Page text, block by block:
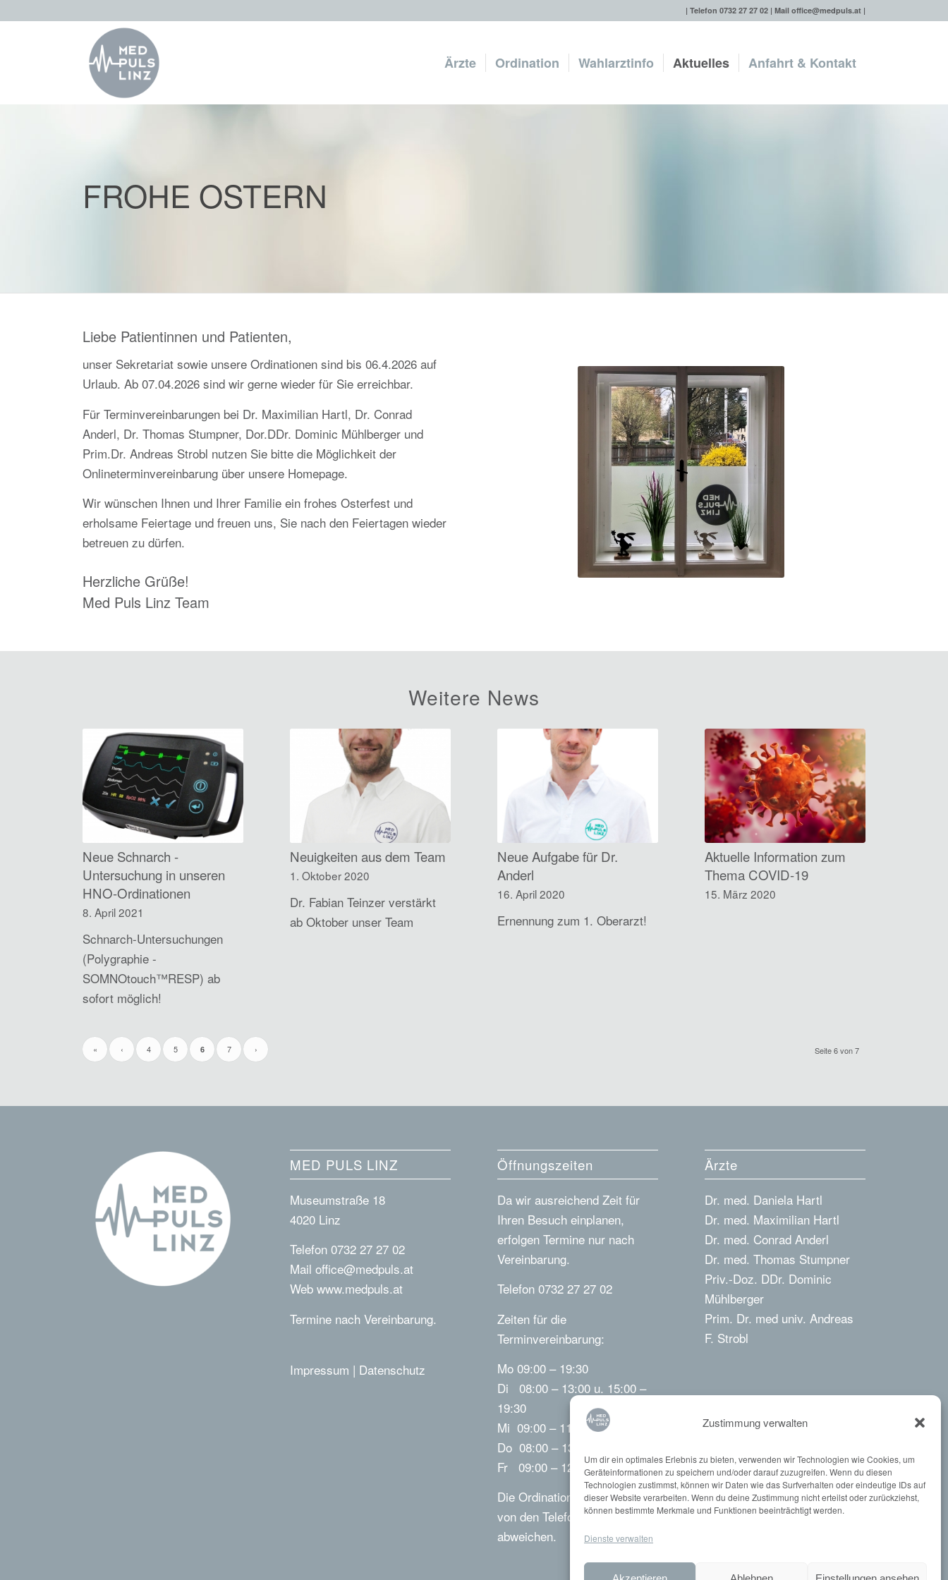
Zustimmung verwalten
Um dir ein optimales Erlebnis zu bieten, verwenden wir Technologien wie Cookies, um
Geräteinformationen zu speichern und/oder darauf zuzugreifen. Wenn du diesen
Technologien zustimmst, können wir Daten wie das Surfverhalten oder eindeutige IDs auf
dieser Website verarbeiten. Wenn du deine Zustimmung nicht erteilst oder zurückziehst,
können bestimmte Merkmale und Funktionen beeinträchtigt werden.
Dienste verwalten
| Telefon 0732 27 27 02 | Mail office@medpuls.at|
Ärzte Ordination Wahlarztinfo Aktuelles Anfahrt & Kontakt
FROHE OSTERN
Liebe Patientinnen und Patienten,
unser Sekretariat sowie unsere Ordinationen sind bis 06.4.2026 auf
Urlaub. Ab 07.04.2026 sind wir gerne wieder für Sie erreichbar.
Für Terminvereinbarungen bei Dr. Maximilian Hartl, Dr. Conrad
Anderl, Dr. Thomas Stumpner, Dor.DDr. Dominic Mühlberger und
Prim.Dr. Andreas Strobl nutzen Sie bitte die Möglichkeit der
Onlineterminvereinbarung über unsere Homepage.
Wir wünschen Ihnen und Ihrer Familie ein frohes Osterfest und
erholsame Feiertage und freuen uns, Sie nach den Feiertagen wieder
betreuen zu dürfen.
Herzliche Grüße!
Med Puls Linz Team
Weitere News
Neue Schnarch -
Untersuchung in unseren
HNO-Ordinationen
8. April 2021
Schnarch-Untersuchungen
(Polygraphie -
SOMNOtouch™RESP) ab
sofort möglich!
Neuigkeiten aus dem Team
1. Oktober 2020
Dr. Fabian Teinzer verstärkt
ab Oktober unser Team
Neue Aufgabe für Dr.
Anderl
16. April 2020
Ernennung zum 1. Oberarzt!
Aktuelle Information zum
Thema COVID-19
15. März 2020
Seite 6 von 7
« ‹ 4 5 6 7 ›
MED PULS LINZ
Museumstraße 18
4020 Linz
Telefon 0732 27 27 02
Mailoffice@medpuls.at
Webwww.medpuls.at
Termine nach Vereinbarung.
Impressum | Datenschutz
Öffnungszeiten
Da wir ausreichend Zeit für
Ihren Besuch einplanen,
erfolgen Termine nur nach
Vereinbarung.
Telefon 0732 27 27 02
Zeiten für die
Terminvereinbarung:
Mo 09:00 – 19:30
Di 08:00 – 13:00 u. 15:00 –
19:30
Mi 09:00 – 11:00
Do 08:00 – 13:00
Fr 09:00 – 12:30
Die Ordinationszeiten können
von den Telefonzeiten
abweichen.
Ärzte
Dr. med. Daniela Hartl
Dr. med. Maximilian Hartl
Dr. med. Conrad Anderl
Dr. med. Thomas Stumpner
Priv.-Doz. DDr. Dominic
Mühlberger
Prim. Dr. med univ. Andreas
F. Strobl